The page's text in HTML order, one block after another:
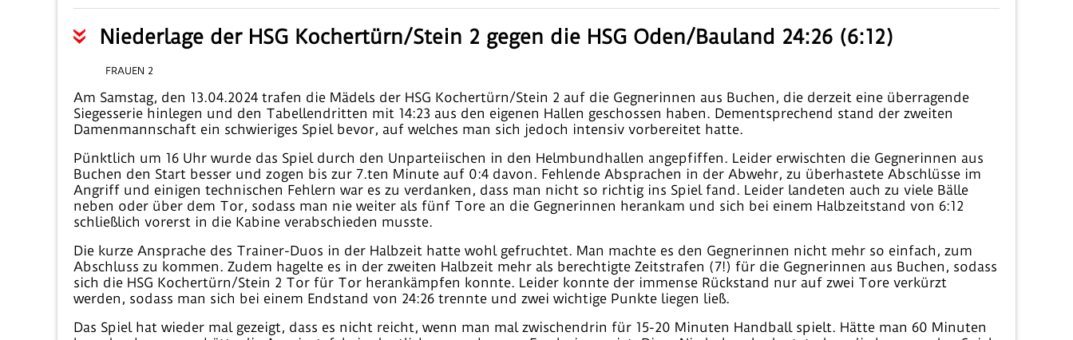
Niederlage der HSG Kochertürn/Stein 2 gegen die HSG Oden/Bauland 24:26 (6:12)
FRAUEN 2
Am Samstag, den 13.04.2024 trafen die Mädels der HSG Kochertürn/Stein 2 auf die Gegnerinnen aus Buchen, die derzeit eine überragende
Siegesserie hinlegen und den Tabellendritten mit 14:23 aus den eigenen Hallen geschossen haben. Dementsprechend stand der zweiten
Damenmannschaft ein schwieriges Spiel bevor, auf welches man sich jedoch intensiv vorbereitet hatte.
Pünktlich um 16 Uhr wurde das Spiel durch den Unparteiischen in den Helmbundhallen angepfiffen. Leider erwischten die Gegnerinnen aus
Buchen den Start besser und zogen bis zur 7.ten Minute auf 0:4 davon. Fehlende Absprachen in der Abwehr, zu überhastete Abschlüsse im
Angriff und einigen technischen Fehlern war es zu verdanken, dass man nicht so richtig ins Spiel fand. Leider landeten auch zu viele Bälle
neben oder über dem Tor, sodass man nie weiter als fünf Tore an die Gegnerinnen herankam und sich bei einem Halbzeitstand von 6:12
schließlich vorerst in die Kabine verabschieden musste.
Die kurze Ansprache des Trainer-Duos in der Halbzeit hatte wohl gefruchtet. Man machte es den Gegnerinnen nicht mehr so einfach, zum
Abschluss zu kommen. Zudem hagelte es in der zweiten Halbzeit mehr als berechtigte Zeitstrafen (7!) für die Gegnerinnen aus Buchen, sodass
sich die HSG Kochertürn/Stein 2 Tor für Tor herankämpfen konnte. Leider konnte der immense Rückstand nur auf zwei Tore verkürzt
werden, sodass man sich bei einem Endstand von 24:26 trennte und zwei wichtige Punkte liegen ließ.
Das Spiel hat wieder mal gezeigt, dass es nicht reicht, wenn man mal zwischendrin für 15-20 Minuten Handball spielt. Hätte man 60 Minuten